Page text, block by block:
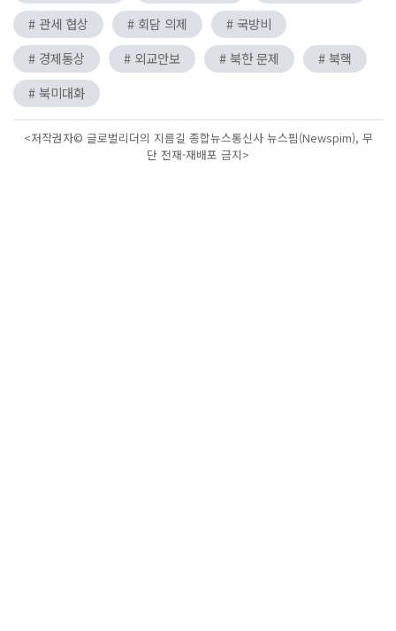
# 관세 협상
# 회담 의제
# 국방비
# 경제통상
# 외교안보 # 북한 문제
# 북핵
# 북미대화
<저작권자© 글로벌리더의 지름길 종합뉴스통신사 뉴스핌(Newspim), 무
단 전재-재배포 금지>